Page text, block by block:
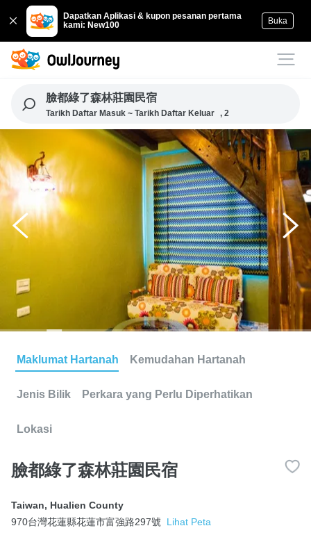
Dapatkan Aplikasi & kupon pesanan pertama
kami: New100
Buka
臉都綠了森林莊園民宿
Tarikh Daftar Masuk ~ Tarikh Daftar Keluar , 2
Maklumat Hartanah Kemudahan Hartanah
Jenis Bilik Perkara yang Perlu Diperhatikan
Lokasi
臉都綠了森林莊園民宿
Taiwan, Hualien County
970台灣花蓮縣花蓮市富強路297號
Lihat Peta